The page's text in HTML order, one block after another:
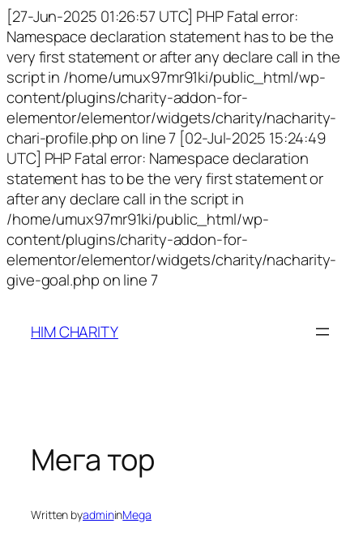
[27-Jun-2025 01:26:57 UTC] PHP Fatal error:
Namespace declaration statement has to be the
very first statement or after any declare call in the
script in /home/umux97mr91ki/public_html/wp-
content/plugins/charity-addon-for-
elementor/elementor/widgets/charity/nacharity-
chari-profile.php on line 7 [02-Jul-2025 15:24:49
UTC] PHP Fatal error: Namespace declaration
statement has to be the very first statement or
after any declare call in the script in
/home/umux97mr91ki/public_html/wp-
content/plugins/charity-addon-for-
elementor/elementor/widgets/charity/nacharity-
give-goal.php on line 7
HIM CHARITY
Мега тор
Written byadmininMega